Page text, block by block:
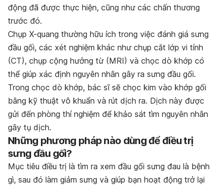
động đã được thực hiện, cũng như các chấn thương
trước đó.
Chụp X-quang thường hữu ích trong việc đánh giá sưng
đầu gối, các xét nghiệm khác như chụp cắt lớp vi tính
(CT), chụp cộng hưởng từ (MRI) và chọc dò khớp có
thể giúp xác định nguyên nhân gây ra sưng đầu gối.
Trong chọc dò khớp, bác sĩ sẽ chọc kim vào khớp gối
bằng kỹ thuật vô khuẩn và rút dịch ra. Dịch này được
gửi đến phòng thí nghiệm để khảo sát tìm nguyên nhân
gây tụ dịch.
Những phương pháp nào dùng để điều trị
sưng đầu gối?
Mục tiêu điều trị là tìm ra xem đầu gối sưng đau là bệnh
gì, sau đó làm giảm sưng và giúp bạn hoạt động trở lại